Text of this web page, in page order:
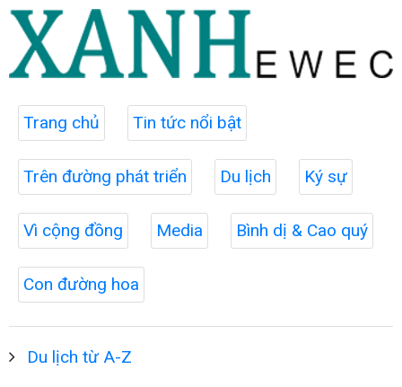
Trang chủ Tin tức nổi bật
Trên đường phát triển Du lịch Ký sự
Vì cộng đồng Media Bình dị & Cao quý
Con đường hoa
Du lịch từ A-Z